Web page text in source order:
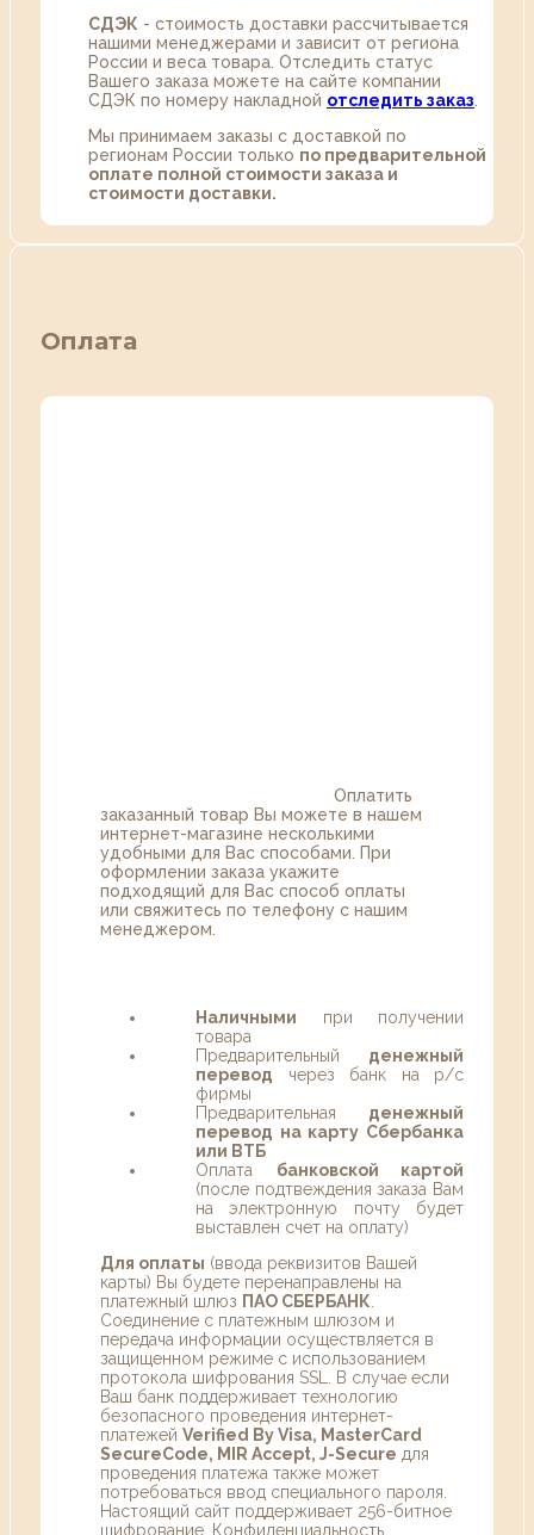
СДЭК - стоимость доставки рассчитывается
нашими менеджерами и зависит от региона
России и веса товара. Отследить статус
Вашего заказа можете на сайте компании
СДЭК по номеру накладной отследить заказ
Мы принимаем заказы с доставкой по
регионам России только по предварительной
оплате полной стоимости заказа и
стоимости доставки.
Оплата
Оплатить
заказанный товар Вы можете в нашем
интернет-магазине несколькими
удобными для Вас способами. При
оформлении заказа укажите
подходящий для Вас способ оплаты
или свяжитесь по телефону с нашим
менеджером.
Наличными при получении
товара
Предварительный денежный
перевод через банк на р/с
фирмы
Предварительная денежный
перевод на карту Сбербанка
или ВТБ
Оплата банковской картой
(после подтвеждения заказа Вам
на электронную почту будет
выставлен счет на оплату)
Для оплаты (ввода реквизитов Вашей
карты) Вы будете перенаправлены на
платежный шлюз ПАО СБЕРБАНК
Соединение с платежным шлюзом и
передача информации осуществляется в
защищенном режиме с использованием
протокола шифрования SSL. В случае если
Ваш банк поддерживает технологию
безопасного проведения интернет-
платежей Verified By Visa, MasterCard
SecureCode, MIR Accept, J-Secure для
проведения платежа также может
потребоваться ввод специального пароля.
Настоящий сайт поддерживает 256-битное
шифрование. Конфиденциальность